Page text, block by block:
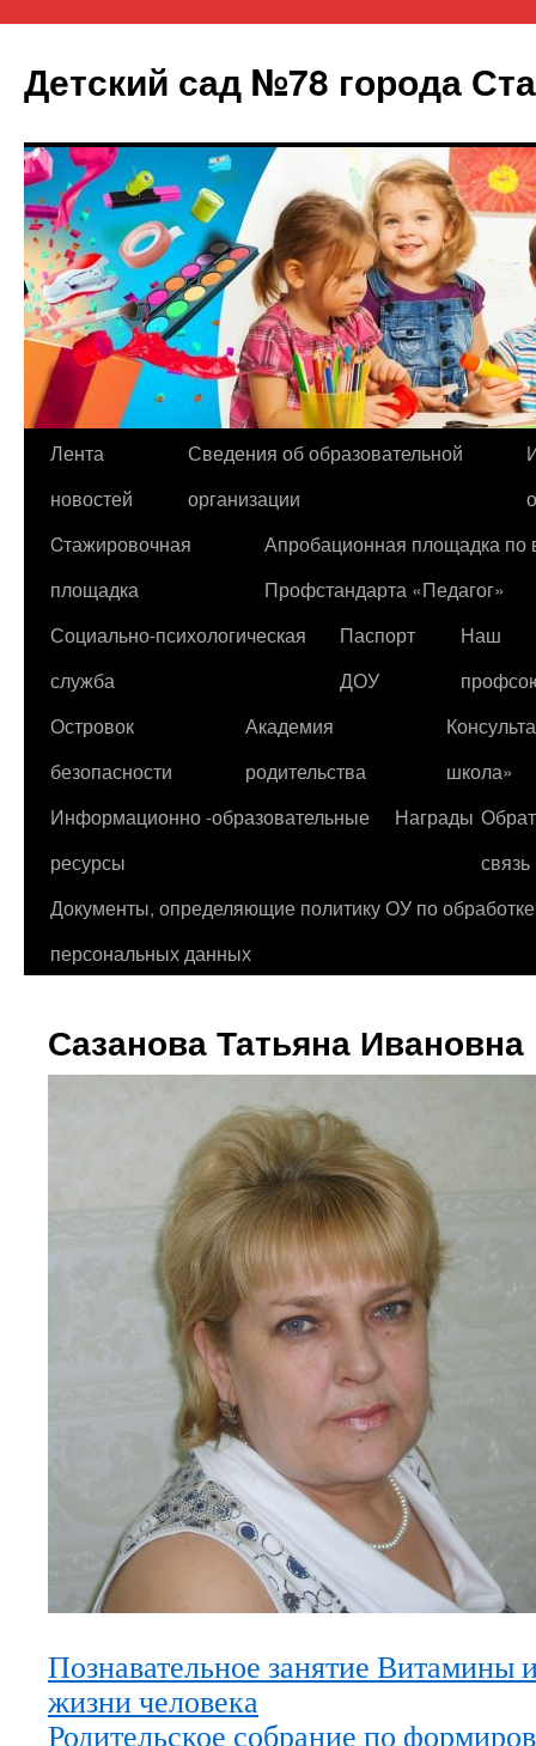
Детский сад №78 города
Перейти
содержимому
Лента
новостей
Сведения об образовательной
организации
Cтажировочная
площадка
Апробационная площадка по
Профстандарта «Педагог»
Социально-психологическая
служба
Паспорт
ДОУ
Наш
Островок
безопасности
Академия
родительства
школа»
Информационно -образовательные
ресурсы
Награды
связь
Документы, определяющие политику ОУ по обработке
персональных данных
Сазанова Татьяна Ивановна
Познавательное занятие Витамины
жизни человека
Родительское собрание по